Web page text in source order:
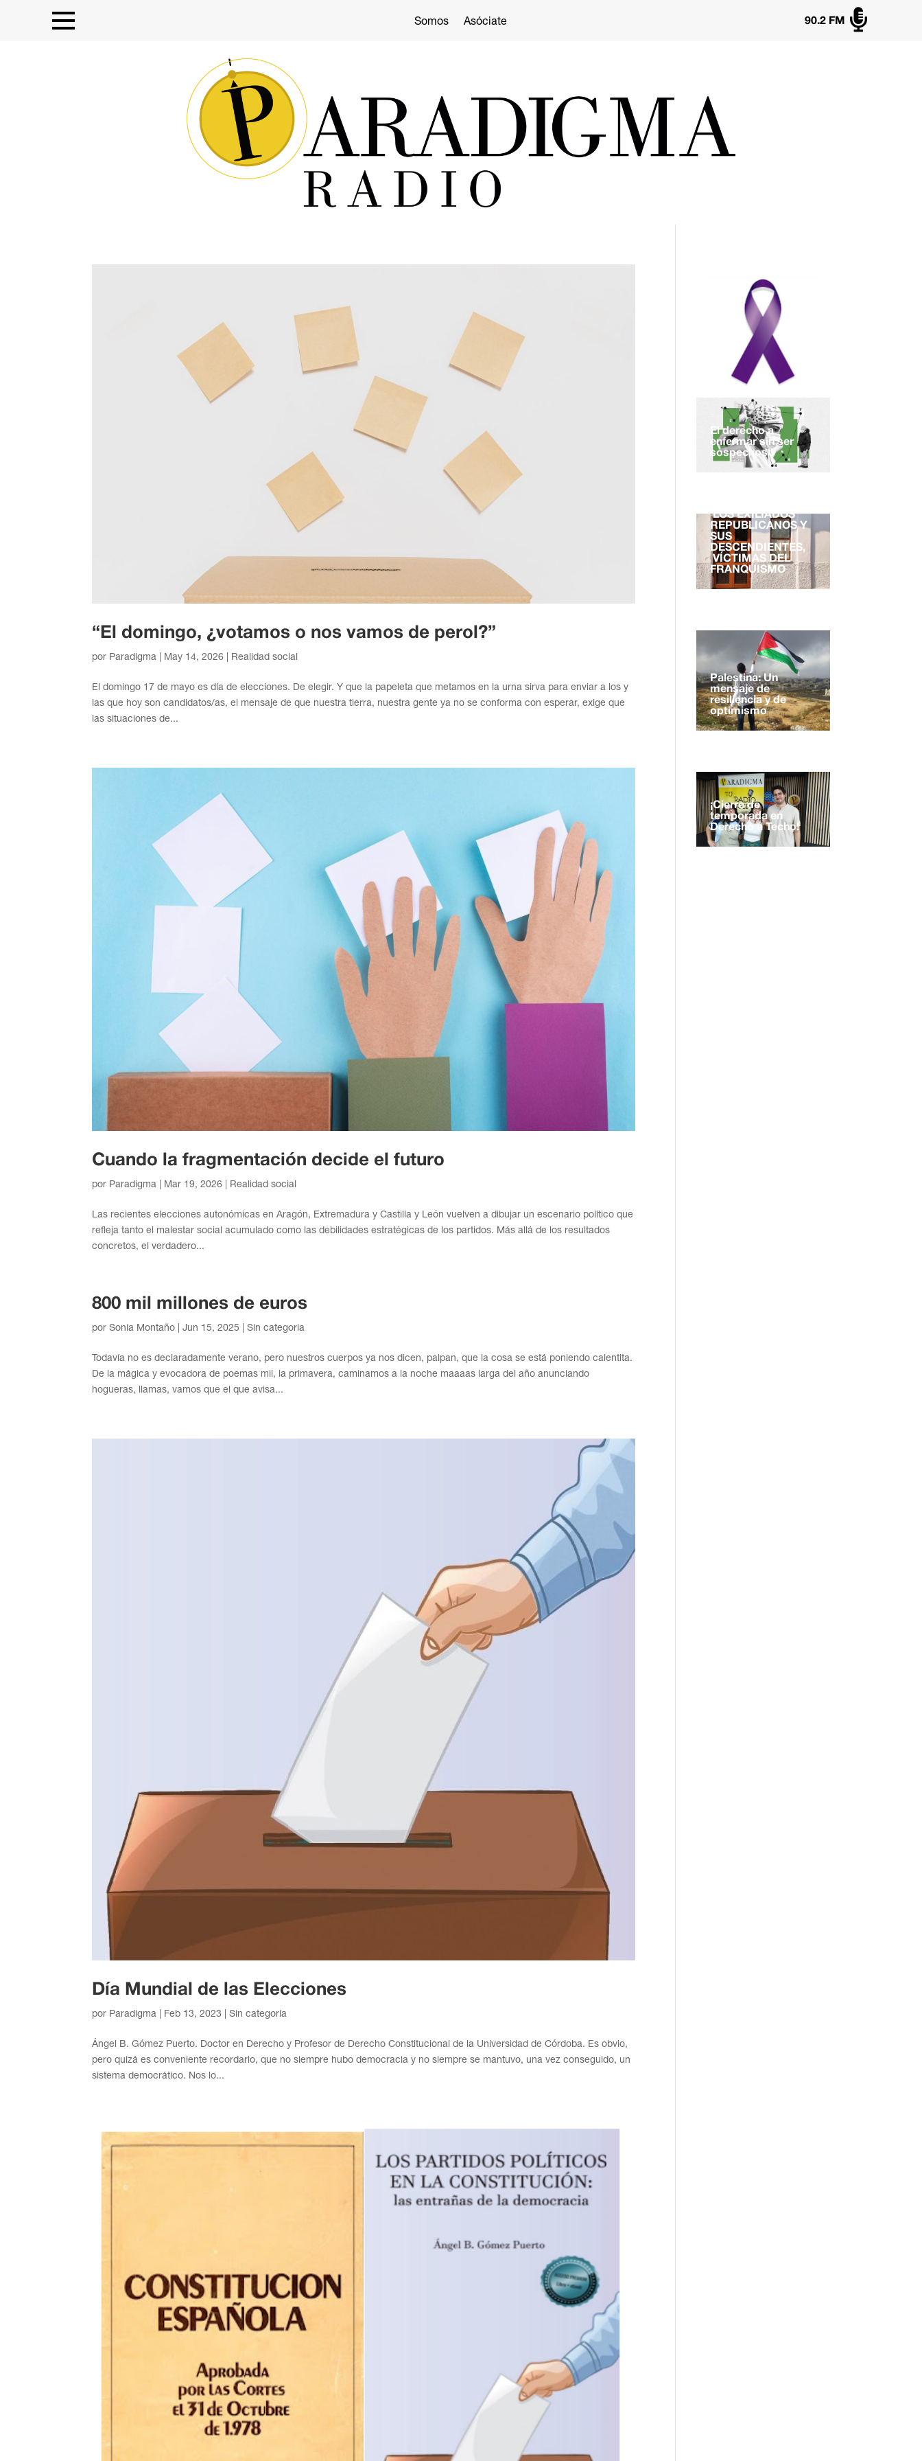
Somos Asóciate 
90.2 FM
“El domingo, ¿votamos o nos vamos de perol?”
por Paradigma May 14, 2026 Realidad social
El domingo 17 de mayo es día de elecciones. De elegir. Y que la papeleta que metamos en la urna sirva para enviar a los y
las que hoy son candidatos/as, el mensaje de que nuestra tierra, nuestra gente ya no se conforma con esperar, exige que
las situaciones de...
Cuando la fragmentación decide el futuro
por Paradigma Mar 19, 2026 Realidad social
Las recientes elecciones autonómicas en Aragón, Extremadura y Castilla y León vuelven a dibujar un escenario político que
refleja tanto el malestar social acumulado como las debilidades estratégicas de los partidos. Más allá de los resultados
concretos, el verdadero...
800 mil millones de euros
porSonia Montaño |Jun 15, 2025 |Sin categoria
Todavía no es declaradamente verano, pero nuestros cuerpos ya nos dicen, palpan, que la cosa se está poniendo calentita.
De la mágica y evocadora de poemas mil, la primavera, caminamos a la noche maaaas larga del año anunciando
hogueras, llamas, vamos que el que avisa...
Día Mundial de las Elecciones
por Paradigma Feb 13, 2023 | Sin categoría
Ángel B. Gómez Puerto. Doctor en Derecho y Profesor de Derecho Constitucional de la Universidad de Córdoba. Es obvio,
pero quizá es conveniente recordarlo, que no siempre hubo democracia y no siempre se mantuvo, una vez conseguido, un
sistema democrático. Nos lo...
El derecho a
enfermar sin ser
sospechoso
LOS EXILIADOS
REPUBLICANOS Y
SUS
DESCENDIENTES,
VÍCTIMAS DEL
FRANQUISMO
Palestina: Un
mensaje de
resiliencia y de
optimismo
¡Cierre de
temporada en
Derecho a Techo!